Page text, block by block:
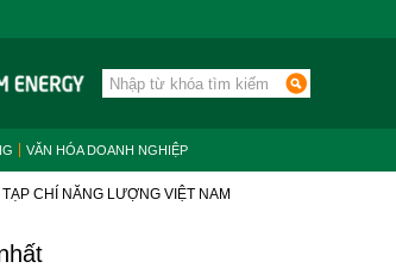
VĂN HÓA DOANH NGHIỆP
CHÍ NĂNG LƯỢNG VIỆT NAM